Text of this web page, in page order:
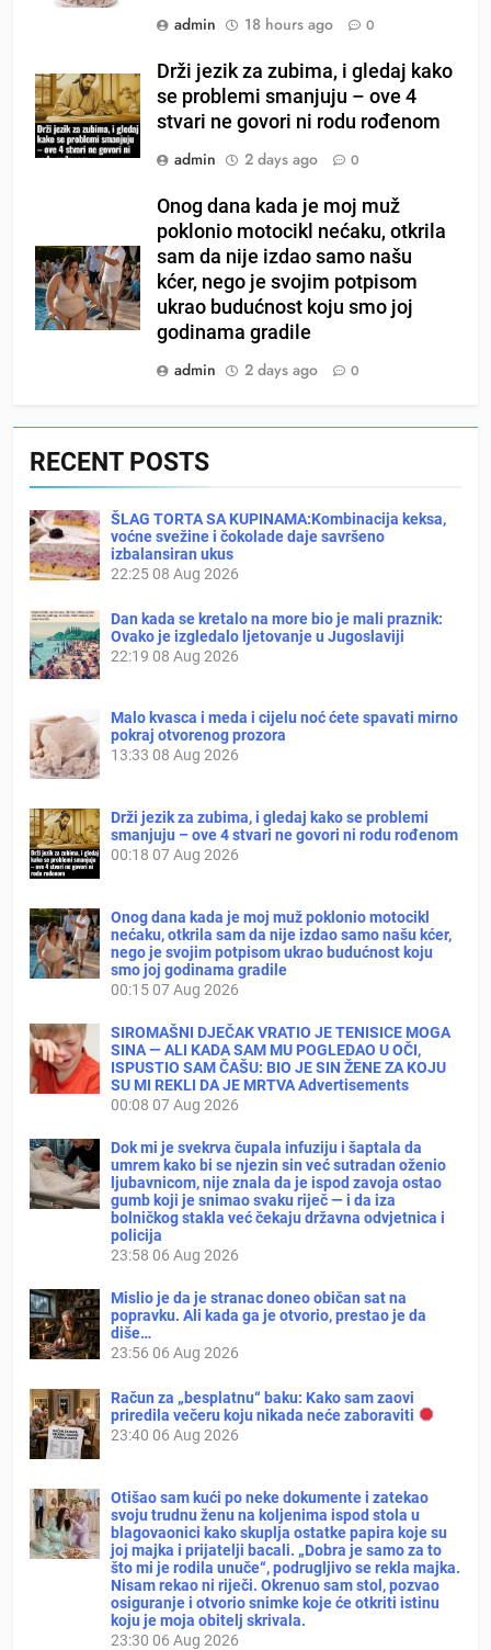
admin 18 hours ago 0
Drži jezik za zubima, i gledaj kako
se problemi smanjuju – ove 4
stvari ne govori ni rodu rođenom
admin
2 days ago 0
Onog dana kada je moj muž
poklonio motocikl nećaku, otkrila
sam da nije izdao samo našu
kćer, nego je svojim potpisom
ukrao budućnost koju smo joj
godinama gradile
admin
2 days ago 0
RECENT POSTS
ŠLAG TORTA SA KUPINAMA:Kombinacija keksa,
voćne svežine i čokolade daje savršeno
izbalansiran ukus
22:2508 Aug 2026
Dan kada se kretalo na more bio je mali praznik:
Ovako je izgledalo ljetovanje u Jugoslaviji
22:19 08 Aug 2026
Malo kvasca i meda i cijelu noć ćete spavati mirno
pokraj otvorenog prozora
13:33 08 Aug 2026
Drži jezik za zubima, i gledaj kako se problemi
smanjuju – ove 4 stvari ne govori ni rodu rođenom
00:18 07 Aug 2026
Onog dana kada je moj muž poklonio motocikl
nećaku, otkrila sam da nije izdao samo našu kćer,
nego je svojim potpisom ukrao budućnost koju
smo joj godinama gradile
00:1507 Aug 2026
SIROMAŠNI DJEČAK VRATIO JE TENISICE MOGA
SINA — ALI KADA SAM MU POGLEDAO U OČI,
ISPUSTIO SAM ČAŠU: BIO JE SIN ŽENE ZA KOJU
SU MI REKLI DA JE MRTVA Advertisements
00:08 07 Aug 2026
Dok mi je svekrva čupala infuziju i šaptala da
umrem kako bi se njezin sin već sutradan oženio
ljubavnicom, nije znala da je ispod zavoja ostao
gumb koji je snimao svaku riječ — i da iza
bolničkog stakla već čekaju državna odvjetnica i
policija
23:58 06 Aug 2026
Mislio je da je stranac doneo običan sat na
popravku. Ali kada ga je otvorio, prestao je da
diše…
23:56 06 Aug 2026
Račun za „besplatnu“ baku: Kako sam zaovi
priredila večeru koju nikada neće zaboraviti
23:40 06 Aug 2026
Otišao sam kući po neke dokumente i zatekao
svoju trudnu ženu na koljenima ispod stola u
blagovaonici kako skuplja ostatke papira koje su
joj majka i prijatelji bacali. „Dobra je samo za to
što mi je rodila unuče“, podrugljivo se rekla majka.
Nisam rekao ni riječi. Okrenuo sam stol, pozvao
osiguranje i otvorio snimke koje će otkriti istinu
koju je moja obitelj skrivala.
23:30 06 Aug 2026